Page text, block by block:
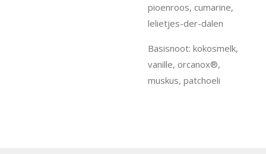
pioenroos, cumarine,
lelietjes-der-dalen
Basisnoot: kokosmelk,
vanille, orcanox®,
muskus, patchoeli